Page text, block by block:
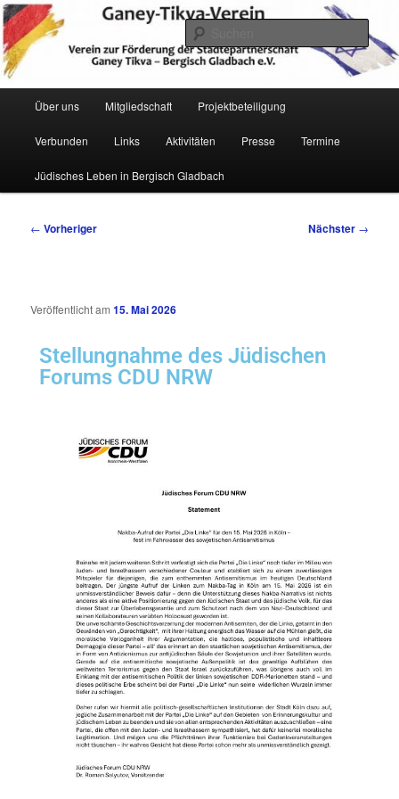
Zum
primären
Inhalt
springen
Ganey Tikva Verein Bergisch
Gladbach
Verein zur Förderung der Städtepartnerschaft Ganey Tikva – Bergisch
Gladbach e. V.
Hauptmenü
Über uns Mitgliedschaft Projektbeteiligung
Verbunden Links Aktivitäten Presse Termine
Jüdisches Leben in Bergisch Gladbach
Beitragsnavigation
← Vorheriger Nächster →
Veröffentlicht am15. Mai 2026
Stellungnahme des Jüdischen
Forums CDU NRW